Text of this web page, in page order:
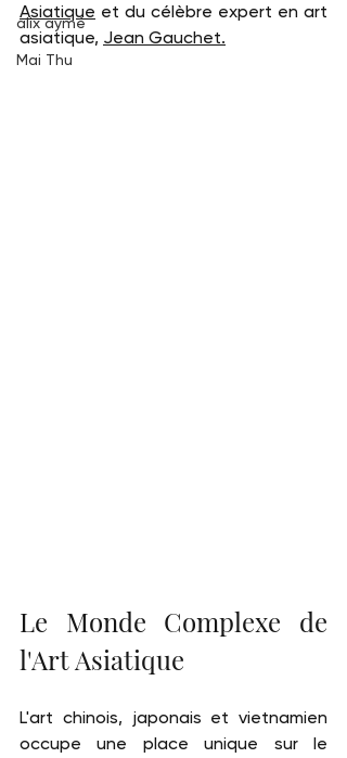
alix aymé
Mai Thu
Asiatique et du célèbre expert en art
asiatique, Jean Gauchet.
Le Monde Complexe de
l'Art Asiatique
L'art chinois, japonais et vietnamien
occupe une place unique sur le